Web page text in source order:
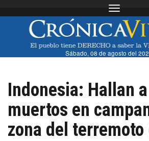
Toggle
Sábado, 08 de agosto del
Indonesia: Hallan
muertos en
zona del terremoto